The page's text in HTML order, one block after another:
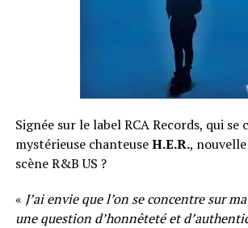
Signée sur le label RCA Records, qui se
mystérieuse chanteuseH.E.R.,
scène R&B US ?
« J’ai envie que l’on se concentre sur
une question d’honnêteté et